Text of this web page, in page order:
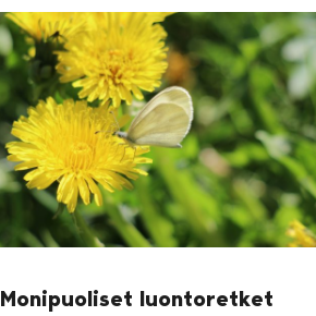
Monipuoliset luontoretket